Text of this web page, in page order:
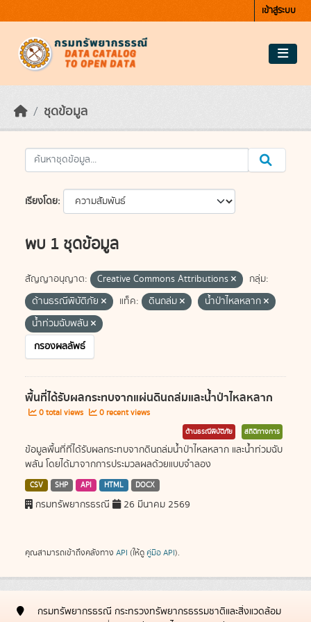
เข้าสู่ระบบ
ชุดข้อมูล
เรียงโดย
พบ 1 ชุดข้อมูล
สัญญาอนุญาต: Creative Commons Attributions
กลุ่ม:
ด้านธรณีพิบัติภัย
แท็ค: ดินถล่ม
น้ำป่าไหลหลาก
น้ำท่วมฉับพลัน
กรองผลลัพธ์
พื้นที่ได้รับผลกระทบจากแผ่นดินถล่มและน้ำป่าไหลหลาก
0 total views 0 recent views
ด้านธรณีพิบัติภัย สถิติทางการ
ข้อมูลพื้นที่ที่ได้รับผลกระทบจากดินถล่มน้ำป่าไหลหลาก และน้ำท่วมฉับ
พลัน โดยได้มาจากการประมวลผลด้วยแบบจำลอง
CSV SHP API HTML DOCX
กรมทรัพยากรธรณี 26 มีนาคม 2569
คุณสามารถเข้าถึงคลังทาง API (ให้ดู คู่มือ API).
กรมทรัพยากรธรณี กระทรวงทรัพยากรธรรมชาติและสิ่งแวดล้อม